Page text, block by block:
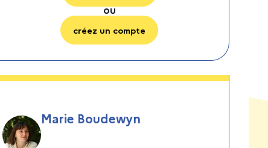
ou
créez un compte
Marie Boudewyn